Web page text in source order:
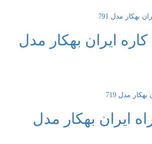
ایران بهکار مدل
ایران بهکار مدل